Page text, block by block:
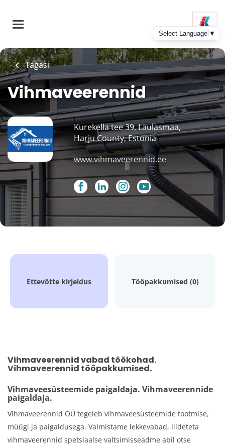
main
Tagasi
Vihmaveerennid
Kurekella tee 39, Laulasmaa,
Harju County, Estonia
www.vihmaveerennid.ee
Ettevõtte kirjeldus Tööpakkumised (0)
Vihmaveerennid vabad töökohad.
Vihmaveerennid tööpakkumised.
Vihmaveesüsteemide paigaldaja. Vihmaveerennide
paigaldaja.
Vihmaveerennid OÜ tegeleb vihmaveesüsteemide tootmise,
müügi ja paigaldusega. Valmistame lekkevabad, liideteta
vihmaveerennid spetsiaalse valtsimisseadme abil otse